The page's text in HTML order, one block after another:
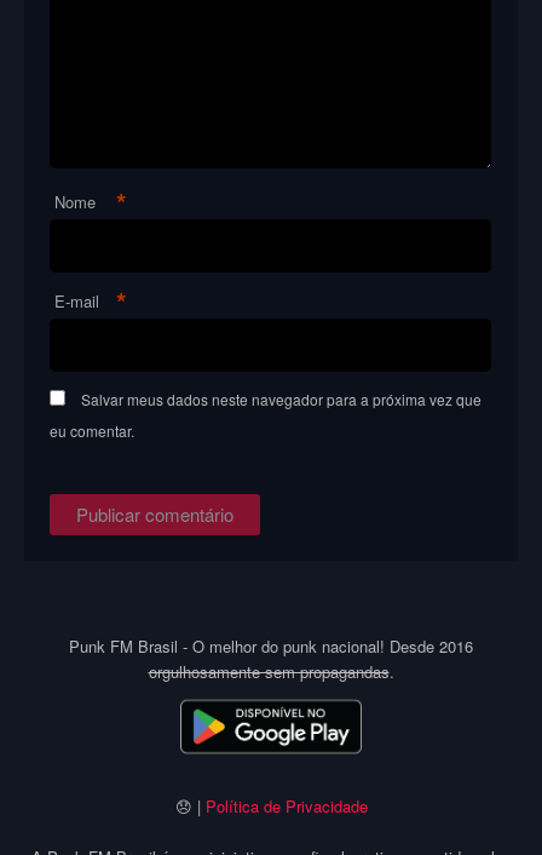
Nome *
E-mail *
Salvar meus dados neste navegador para a próxima vez que
eu comentar.
Punk FM Brasil - O melhor do punk nacional! Desde 2016
orgulhosamente sem propagandas.
😞 | Política de Privacidade